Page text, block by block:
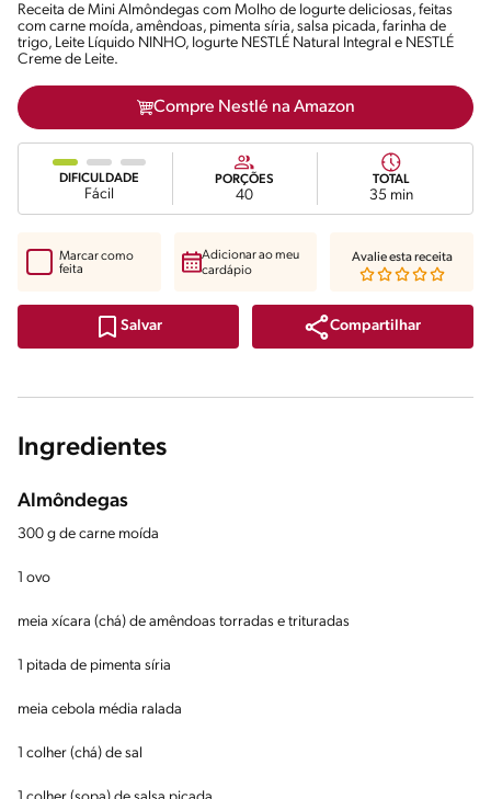
Receita de Mini Almôndegas com Molho de Iogurte deliciosas, feitas
com carne moída, amêndoas, pimenta síria, salsa picada, farinha de
trigo, Leite Líquido NINHO, Iogurte NESTLÉ Natural Integral e NESTLÉ
Creme de Leite.
Compre Nestlé na Amazon
DIFICULDADE
Fácil
PORÇÕES
40
TOTAL
35 min
Salvar Compartilhar
Marcar como
feita
Adicionar ao meu
cardápio
Avalie esta receita
Ingredientes
Almôndegas
300 g de carne moída
1 ovo
meia xícara (chá) de amêndoas torradas e trituradas
1 pitada de pimenta síria
meia cebola média ralada
1 colher (chá) de sal